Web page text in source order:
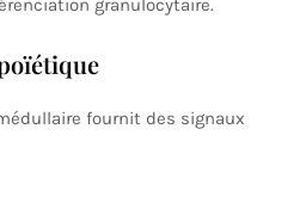
granulocytaire.
fournit des signaux